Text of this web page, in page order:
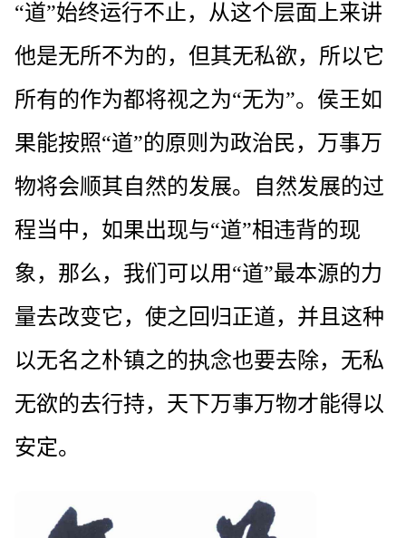
“道”始终运行不止，从这个层面上来讲
他是无所不为的，但其无私欲，所以它
所有的作为都将视之为“无为”。侯王如
果能按照“道”的原则为政治民，万事万
物将会顺其自然的发展。自然发展的过
程当中，如果出现与“道”相违背的现
象，那么，我们可以用“道”最本源的力
量去改变它，使之回归正道，并且这种
以无名之朴镇之的执念也要去除，无私
无欲的去行持，天下万事万物才能得以
安定。